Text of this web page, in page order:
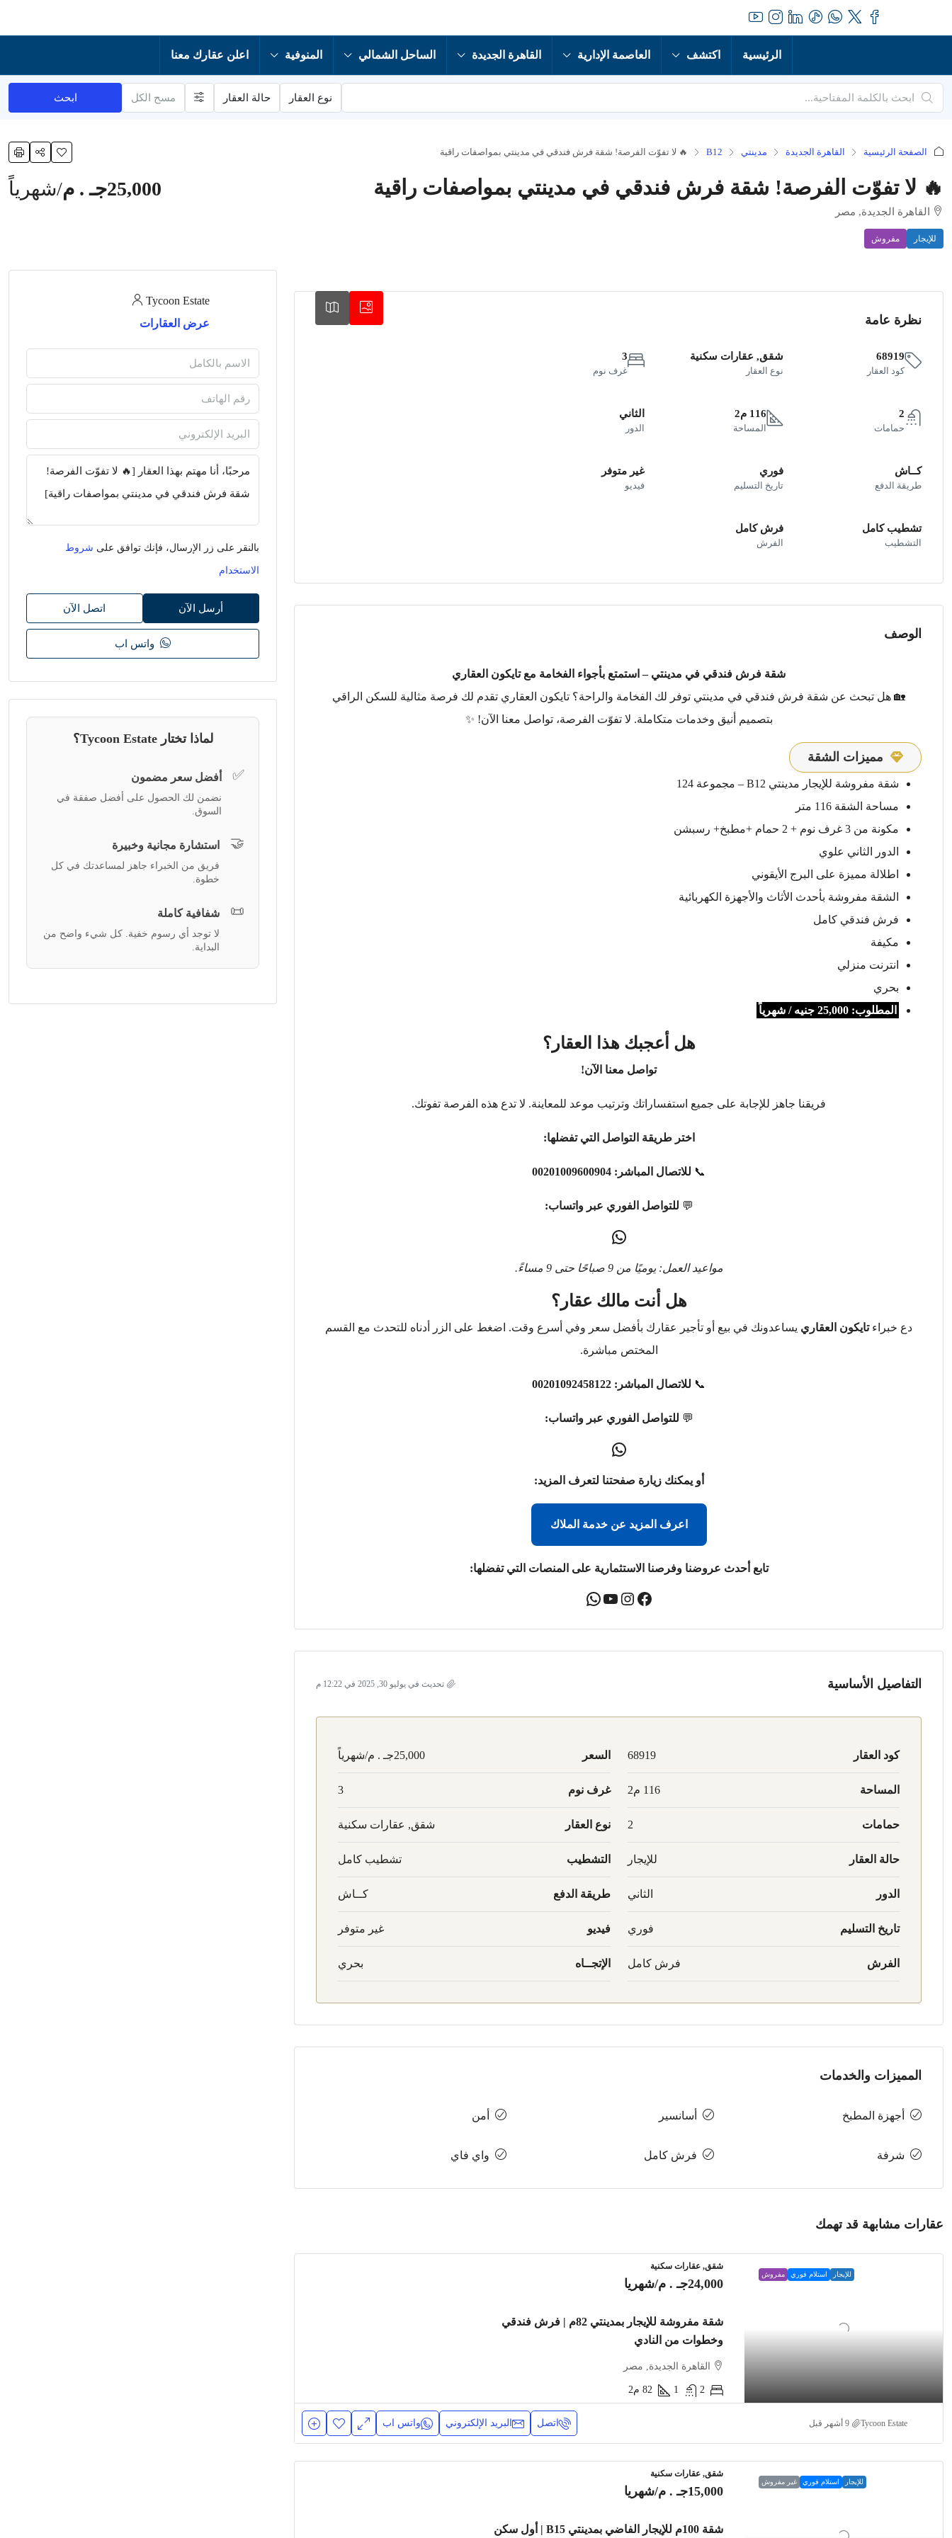
الرئيسية اكتشف العاصمة الإدارية القاهرة الجديدة الساحل الشمالي المنوفية اعلن عقارك معنا
نوع العقار حالة العقار مسح الكل ابحث
الصفحة الرئيسية القاهرة الجديدة مدينتي B12 🔥 لا تفوّت الفرصة! شقة فرش فندقي في مدينتي بمواصفات راقية
🔥 لا تفوّت الفرصة! شقة فرش فندقي في مدينتي بمواصفات راقية
القاهرة الجديدة, مصر
للإيجار مفروش
25,000جـ . م /شهرياً
نظرة عامة
68919
كود العقار
شقق, عقارات سكنية
نوع العقار
3
غرف نوم
2
حمامات
116 م2
المساحة
الثاني
الدور
كــاش
طريقة الدفع
فوري
تاريخ التسليم
غير متوفر
فيديو
تشطيب كامل
التشطيب
فرش كامل
الفرش
الوصف
شقة فرش فندقي في مدينتي – استمتع بأجواء الفخامة مع تايكون العقاري
🏡 هل تبحث عن شقة فرش فندقي في مدينتي توفر لك الفخامة والراحة؟ تايكون العقاري تقدم لك فرصة مثالية للسكن الراقي
بتصميم أنيق وخدمات متكاملة. لا تفوّت الفرصة، تواصل معنا الآن! ✨
مميزات الشقة
شقة مفروشة للإيجار مدينتي B12 – مجموعة 124
مساحة الشقة 116 متر
مكونة من 3 غرف نوم + 2 حمام +مطبخ+ رسبشن
الدور الثاني علوي
اطلالة مميزة على البرج الأيقوني
الشقة مفروشة بأحدث الأثاث والأجهزة الكهربائية
فرش فندقي كامل
مكيفة
انترنت منزلي
بحري
المطلوب: 25,000 جنيه / شهرياً
هل أعجبك هذا العقار؟
تواصل معنا الآن!
فريقنا جاهز للإجابة على جميع استفساراتك وترتيب موعد للمعاينة. لا تدع هذه الفرصة تفوتك.
اختر طريقة التواصل التي تفضلها:
📞 للاتصال المباشر: 00201009600904
💬 للتواصل الفوري عبر واتساب:
مواعيد العمل: يوميًا من 9 صباحًا حتى 9 مساءً.
هل أنت مالك عقار؟
دع خبراءتايكون العقاري يساعدونك في بيع أو تأجير عقارك بأفضل سعر وفي أسرع وقت. اضغط على الزر أدناه للتحدث مع القسم
المختص مباشرة.
📞 للاتصال المباشر: 00201092458122
💬 للتواصل الفوري عبر واتساب:
أو يمكنك زيارة صفحتنا لتعرف المزيد:
اعرف المزيد عن خدمة الملاك
تابع أحدث عروضنا وفرصنا الاستثمارية على المنصات التي تفضلها:
التفاصيل الأساسية تحديث في يوليو 30, 2025 في 12:22 م
كود العقار 68919 السعر 25,000جـ . م/شهرياً
المساحة 116 م2 غرف نوم 3
حمامات 2 نوع العقار شقق, عقارات سكنية
حالة العقار للإيجار التشطيب تشطيب كامل
الدور الثاني طريقة الدفع كــاش
تاريخ التسليم فوري فيديو غير متوفر
الفرش فرش كامل الإتجــاه بحري
المميزات والخدمات
أجهزة المطبخ أسانسير أمن
شرفة فرش كامل واي فاي
عقارات مشابهة قد تهمك
للإيجار استلام فوري مفروش
شقق, عقارات سكنية
24,000جـ . م /شهريا
شقة مفروشة للإيجار بمدينتي 82م | فرش فندقي
وخطوات من النادي
القاهرة الجديدة, مصر
2
1
82 م2
Tycoon Estate اتصل البريد الإلكتروني واتس اب
للإيجار استلام فوري غير مفروش
شقق, عقارات سكنية
15,000جـ . م /شهريا
شقة 100م للإيجار الفاضي بمدينتي B15 | أول سكن
Tycoon Estate
عرض العقارات
بالنقر على زر الإرسال، فإنك توافق على شروط
الاستخدام
أرسل الآن اتصل الآن
واتس اب
لماذا تختار Tycoon Estate؟
✅ أفضل سعر مضمون
نضمن لك الحصول على أفضل صفقة في
السوق.
🤝 استشارة مجانية وخبيرة
فريق من الخبراء جاهز لمساعدتك في كل
خطوة.
📜 شفافية كاملة
لا توجد أي رسوم خفية. كل شيء واضح من
البداية.